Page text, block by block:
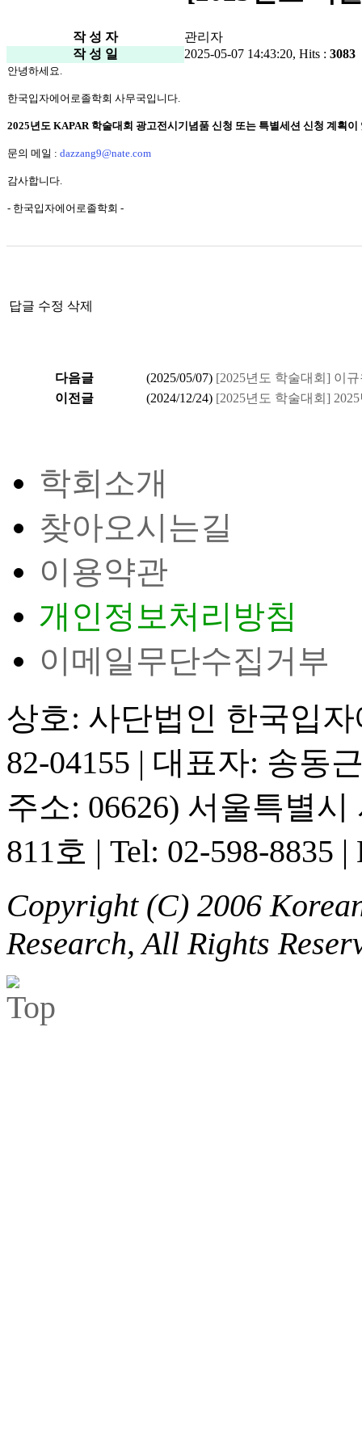
작 성 자
관리자
작 성 일
2025-05-07 14:43:20, Hits : 3083
안녕하세요.
한국입자에어로졸학회 사무국입니다.
2025년도 KAPAR 학술대회 광고전시기념품 신청 또는 특별세션 신청 계획
문의 메일 : dazzang9@nate.com
감사합니다.
- 한국입자에어로졸학회 -
답글 수정 삭제
다음글 (2025/05/07) [2025년도 학술대회] 이
이전글
(2024/12/24) [2025년도 학술대회]
학회소개
찾아오시는길
이용약관
개인정보처리방침
이메일무단수집거부
상호: 사단법인 한국입
82-04155 | 대표자: 송동
주소: 06626) 서울특별
811호 | Tel: 02-598-8835 |
Copyright (C) 2006
Research, All Rights